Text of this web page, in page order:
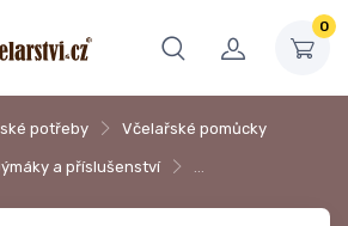
0
potřeby Včelařské pomůcky
a příslušenství …